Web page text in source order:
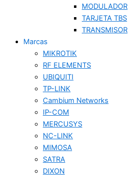
MODULADOR
TARJETA TBS
TRANSMISOR
Marcas
MIKROTIK
RF ELEMENTS
UBIQUITI
TP-LINK
Cambium Networks
IP-COM
MERCUSYS
NC-LINK
MIMOSA
SATRA
DIXON